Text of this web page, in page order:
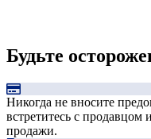
Будьте
Никогда не вносите
встретитесь с
продажи.